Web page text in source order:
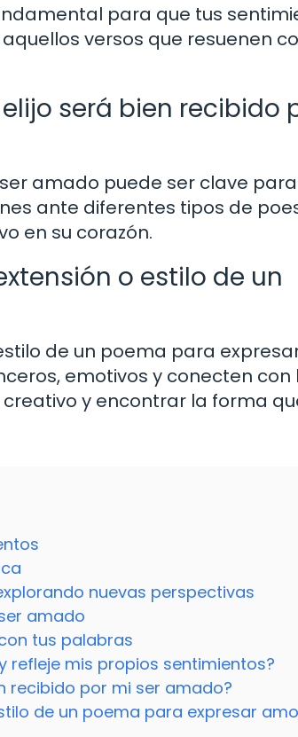
para que tus
versos que resuenen
será bien recibido
amado puede ser clave
ante diferentes tipos de
en su corazón.
o estilo de un
de un poema para
emotivos y conecten con
y encontrar la forma
nuevas perspectivas
amado
tus palabras
refleje mis propios sentimientos?
recibido por mi ser amado?
de un poema para expresar